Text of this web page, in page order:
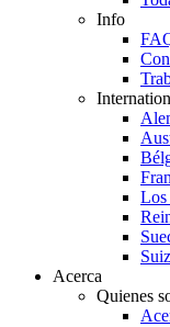
Info
Los
Acerca
Quienes